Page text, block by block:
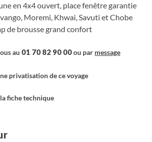
en 4x4 ouvert, place fenêtre garantie
Moremi, Khwai, Savuti et Chobe
de brousse grand confort
au 01 70 82 90 00ou par message
privatisation de ce voyage
fiche technique